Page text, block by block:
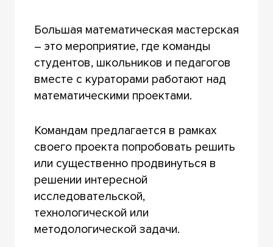
Большая математическая мастерская
– это мероприятие, где команды
студентов, школьников и педагогов
вместе с кураторами работают над
математическими проектами.
Командам предлагается в рамках
своего проекта попробовать решить
или существенно продвинуться в
решении интересной
исследовательской,
технологической или
методологической задачи.